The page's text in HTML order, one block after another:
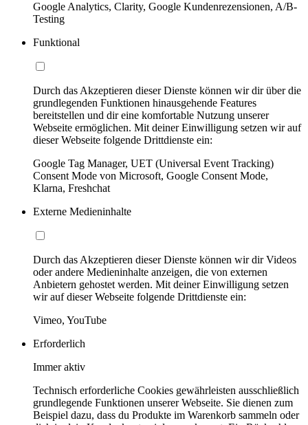
Google Analytics, Clarity, Google Kundenrezensionen, A/B-
Testing
Funktional
Durch das Akzeptieren dieser Dienste können wir dir über die
grundlegenden Funktionen hinausgehende Features
bereitstellen und dir eine komfortable Nutzung unserer
Webseite ermöglichen. Mit deiner Einwilligung setzen wir auf
dieser Webseite folgende Drittdienste ein:
Google Tag Manager, UET (Universal Event Tracking)
Consent Mode von Microsoft, Google Consent Mode,
Klarna, Freshchat
Externe Medieninhalte
Durch das Akzeptieren dieser Dienste können wir dir Videos
oder andere Medieninhalte anzeigen, die von externen
Anbietern gehostet werden. Mit deiner Einwilligung setzen
wir auf dieser Webseite folgende Drittdienste ein:
Vimeo, YouTube
Erforderlich
Immer aktiv
Technisch erforderliche Cookies gewährleisten ausschließlich
grundlegende Funktionen unserer Webseite. Sie dienen zum
Beispiel dazu, dass du Produkte im Warenkorb sammeln oder